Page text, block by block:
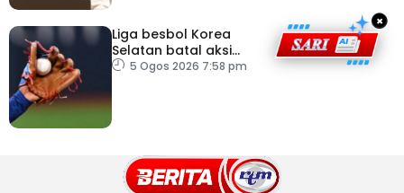
Liga besbol Korea
Selatan batal aksi
susulan gelombang haba
5 Ogos 2026 7:58 pm
×